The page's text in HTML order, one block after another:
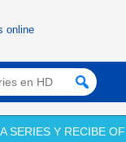
SERIES Y RECIBE